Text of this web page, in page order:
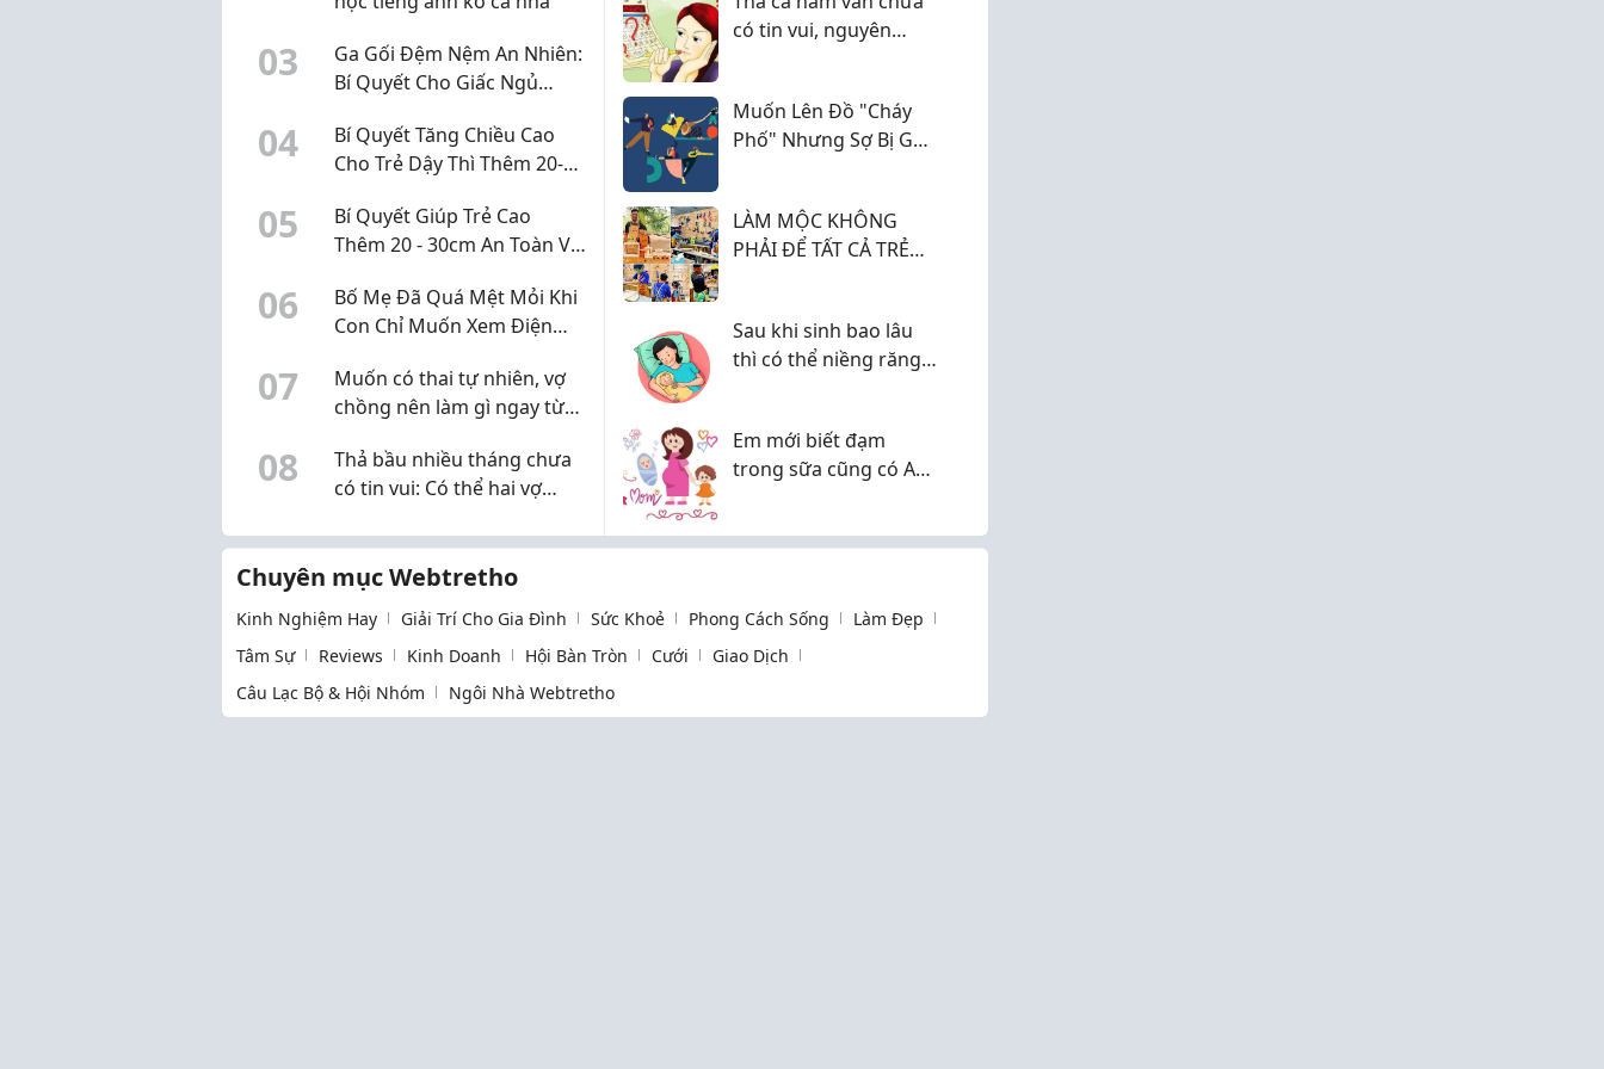
03
Ga Gối Đệm Nệm An Nhiên:
Bí Quyết Cho Giấc Ngủ
04
Bí Quyết Tăng Chiều Cao
Cho Trẻ Dậy Thì Thêm 20-
05
Bí Quyết Giúp Trẻ Cao
Thêm 20 - 30cm An Toàn Và
06
Bố Mẹ Đã Quá Mệt Mỏi Khi
Con Chỉ Muốn Xem Điện
Mùa Hè Của Bé
07
Muốn có thai tự nhiên, vợ
chồng nên làm gì ngay từ
08
Thả bầu nhiều tháng chưa
có tin vui: Có thể hai vợ
đúng
đời của trẻ
có tin vui, nguyên
Muốn Lên Đồ "Cháy
Phố" Nhưng Sợ Bị Gọi
LÀM MỘC KHÔNG
PHẢI ĐỂ TẤT CẢ TRẺ
Sau khi sinh bao lâu
thì có thể niềng răng?
Em mới biết đạm
trong sữa cũng có A1
Chuyên mục Webtretho
Kinh Nghiệm Hay Giải Trí Cho Gia Đình Sức Khoẻ Phong Cách Sống
Làm Đẹp
Tâm Sự
Reviews Kinh Doanh Hội Bàn Tròn Cưới
Giao Dịch
Câu Lạc Bộ & Hội Nhóm
Ngôi Nhà Webtretho